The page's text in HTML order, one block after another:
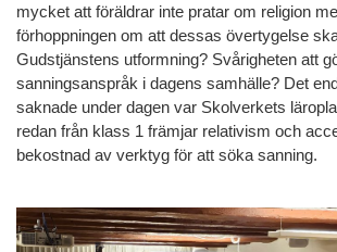
mycket att föräldrar inte pratar om religion
förhoppningen om att dessas övertygelse
Gudstjänstens utformning? Svårigheten att
sanningsanspråk i dagens samhälle? Det
saknade under dagen var Skolverkets
redan från klass 1 främjar relativism och
bekostnad av verktyg för att söka sanning.